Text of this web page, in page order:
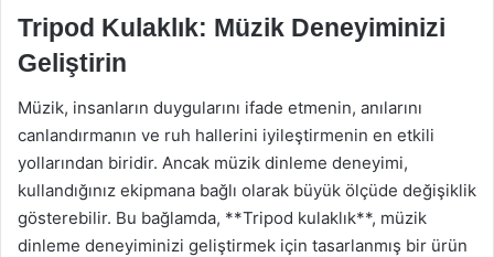
Tripod Kulaklık: Müzik Deneyiminizi
Geliştirin
Müzik, insanların duygularını ifade etmenin, anılarını
canlandırmanın ve ruh hallerini iyileştirmenin en etkili
yollarından biridir. Ancak müzik dinleme deneyimi,
kullandığınız ekipmana bağlı olarak büyük ölçüde değişiklik
gösterebilir. Bu bağlamda, **Tripod kulaklık**, müzik
dinleme deneyiminizi geliştirmek için tasarlanmış bir ürün